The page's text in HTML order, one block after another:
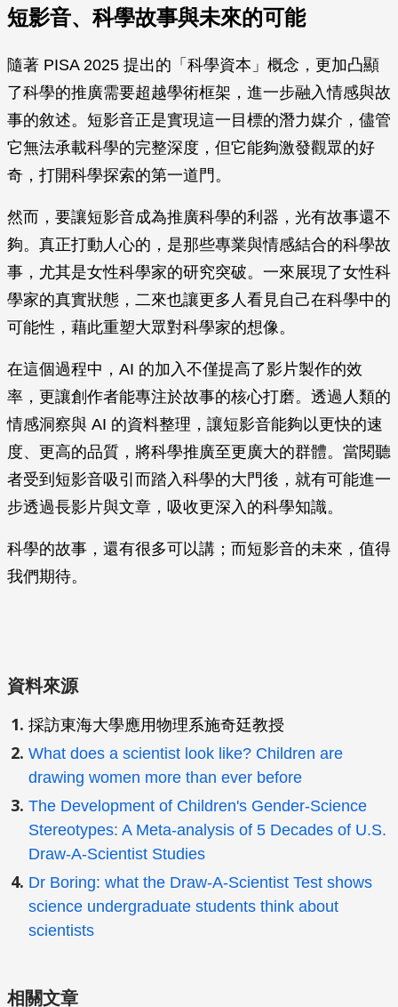
短影音、科學故事與未來的可能
隨著 PISA 2025 提出的「科學資本」概念，更加凸顯
了科學的推廣需要超越學術框架，進一步融入情感與故
事的敘述。短影音正是實現這一目標的潛力媒介，儘管
它無法承載科學的完整深度，但它能夠激發觀眾的好
奇，打開科學探索的第一道門。
然而，要讓短影音成為推廣科學的利器，光有故事還不
夠。真正打動人心的，是那些專業與情感結合的科學故
事，尤其是女性科學家的研究突破。一來展現了女性科
學家的真實狀態，二來也讓更多人看見自己在科學中的
可能性，藉此重塑大眾對科學家的想像。
在這個過程中，AI 的加入不僅提高了影片製作的效
率，更讓創作者能專注於故事的核心打磨。透過人類的
情感洞察與 AI 的資料整理，讓短影音能夠以更快的速
度、更高的品質，將科學推廣至更廣大的群體。當閱聽
者受到短影音吸引而踏入科學的大門後，就有可能進一
步透過長影片與文章，吸收更深入的科學知識。
科學的故事，還有很多可以講；而短影音的未來，值得
我們期待。
資料來源
採訪東海大學應用物理系施奇廷教授
What does a scientist look like? Children are
drawing women more than ever before
The Development of Children's Gender-Science
Stereotypes: A Meta-analysis of 5 Decades of U.S.
Draw-A-Scientist Studies
Dr Boring: what the Draw-A-Scientist Test shows
science undergraduate students think about
scientists
相關文章